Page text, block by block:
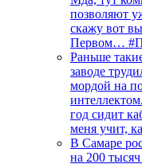
позволяют
скажу вот
Первом…
Раньше
заводе
мордой на
год сидит
меня учит,
В Самаре
на 200